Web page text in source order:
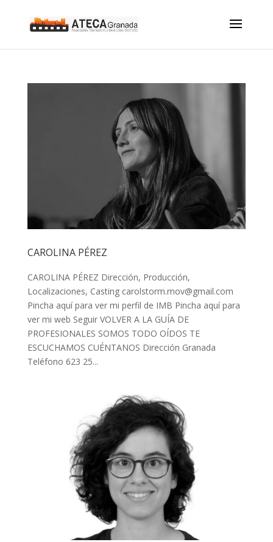
CAROLINA PÉREZ
CAROLINA PÉREZ Dirección, Producción,
Localizaciones, Casting carolstorm.mov@gmail.com
Pincha aquí para ver mi perfil de IMB Pincha aquí para
ver mi web Seguir VOLVER A LA GUÍA DE
PROFESIONALES SOMOS TODO OÍDOS TE
ESCUCHAMOS CUÉNTANOS Dirección Granada
Teléfono 623 25...